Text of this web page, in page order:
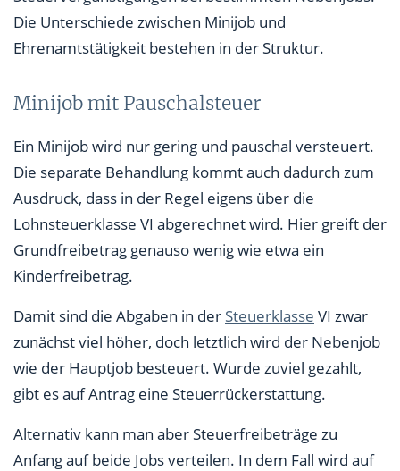
Die Unterschiede zwischen Minijob und
Ehrenamtstätigkeit bestehen in der Struktur.
Minijob mit Pauschalsteuer
Ein Minijob wird nur gering und pauschal versteuert.
Die separate Behandlung kommt auch dadurch zum
Ausdruck, dass in der Regel eigens über die
Lohnsteuerklasse VI abgerechnet wird. Hier greift der
Grundfreibetrag genauso wenig wie etwa ein
Kinderfreibetrag.
Damit sind die Abgaben in der Steuerklasse VI zwar
zunächst viel höher, doch letztlich wird der Nebenjob
wie der Hauptjob besteuert. Wurde zuviel gezahlt,
gibt es auf Antrag eine Steuerrückerstattung.
Alternativ kann man aber Steuerfreibeträge zu
Anfang auf beide Jobs verteilen. In dem Fall wird auf